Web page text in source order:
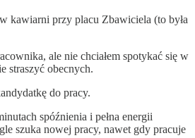
kawiarni przy placu Zbawiciela (to była
ale nie chciałem spotykać się w
straszyć obecnych.
do pracy.
spóźnienia i pełna energii
szuka nowej pracy, nawet gdy pracuje